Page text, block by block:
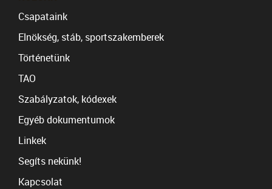
Csapataink
Elnökség, stáb, sportszakemberek
Történetünk
TAO
Szabályzatok, kódexek
Egyéb dokumentumok
Linkek
Segíts nekünk!
Kapcsolat